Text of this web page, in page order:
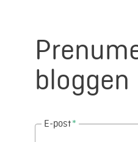
bloggen
E-post*